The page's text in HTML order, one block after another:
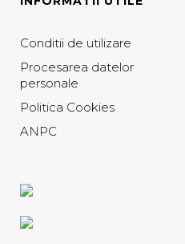
Conditii de utilizare
Procesarea datelor
personale
Politica Cookies
ANPC